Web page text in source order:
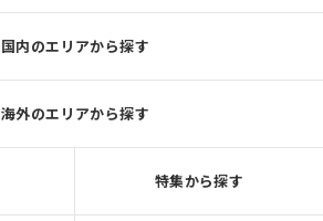
国内のエリアから探す
海外のエリアから探す
特集から探す